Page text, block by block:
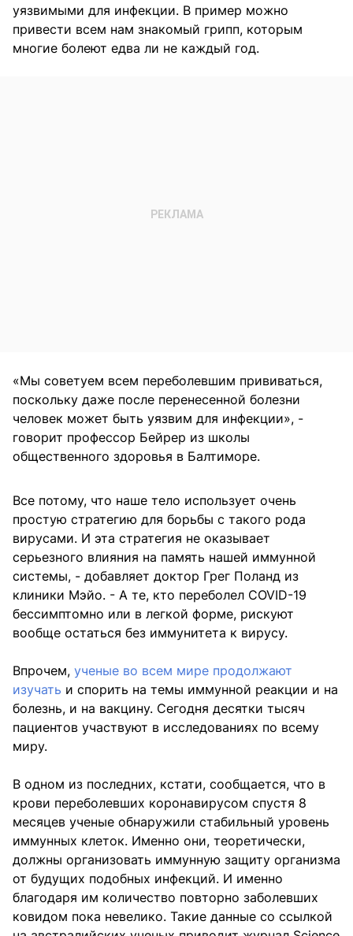
уязвимыми для инфекции. В пример можно
привести всем нам знакомый грипп, которым
многие болеют едва ли не каждый год.
«Мы советуем всем переболевшим прививаться,
поскольку даже после перенесенной болезни
человек может быть уязвим для инфекции», -
говорит профессор Бейрер из школы
общественного здоровья в Балтиморе.
Все потому, что наше тело использует очень
простую стратегию для борьбы с такого рода
вирусами. И эта стратегия не оказывает
серьезного влияния на память нашей иммунной
системы, - добавляет доктор Грег Поланд из
клиники Мэйо. - А те, кто переболел COVID-19
бессимптомно или в легкой форме, рискуют
вообще остаться без иммунитета к вирусу.
Впрочем, ученые во всем мире продолжают
изучать и спорить на темы иммунной реакции и на
болезнь, и на вакцину. Сегодня десятки тысяч
пациентов участвуют в исследованиях по всему
миру.
В одном из последних, кстати, сообщается, что в
крови переболевших коронавирусом спустя 8
месяцев ученые обнаружили стабильный уровень
иммунных клеток. Именно они, теоретически,
должны организовать иммунную защиту организма
от будущих подобных инфекций. И именно
благодаря им количество повторно заболевших
ковидом пока невелико. Такие данные со ссылкой